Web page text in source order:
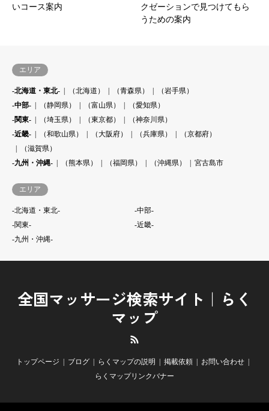
いコース案内
クゼーションで見つけてもら
うための案内
エリア
-北海道・東北- （北海道） （青森県）
（岩手県）
-中部-
（静岡県） （富山県）
（愛知県）
-関東-
（埼玉県） （東京都）
（神奈川県）
-近畿-
（和歌山県） （大阪府） （兵庫県）
（京都府）
（滋賀県）
-九州・沖縄-
（熊本県） （福岡県） （沖縄県） 宮古島市
エリア
-北海道・東北-
-中部-
-関東-
-近畿-
-九州・沖縄-
全国マッサージ検索サイト｜らく
マップ
トップページ ブログ らくマップの説明 掲載依頼
お問い合わせ
らくマップリンクバナー